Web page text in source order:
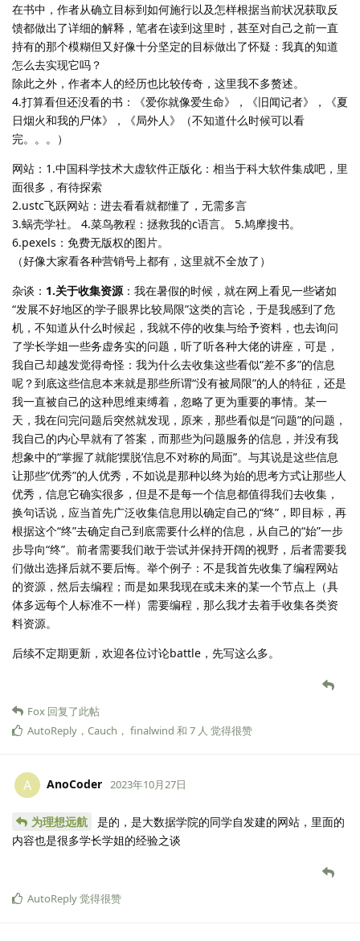
在书中，作者从确立目标到如何施行以及怎样根据当前状况获取反
馈都做出了详细的解释，笔者在读到这里时，甚至对自己之前一直
持有的那个模糊但又好像十分坚定的目标做出了怀疑：我真的知道
怎么去实现它吗？
除此之外，作者本人的经历也比较传奇，这里我不多赘述。
4.打算看但还没看的书：《爱你就像爱生命》，《旧闻记者》，《夏
日烟火和我的尸体》，《局外人》（不知道什么时候可以看
完。。。）
网站：1.中国科学技术大虚软件正版化：相当于科大软件集成吧，里
面很多，有待探索
2.ustc飞跃网站：进去看看就都懂了，无需多言
3.蜗壳学社。 4.菜鸟教程：拯救我的c语言。 5.鸠摩搜书。
6.pexels：免费无版权的图片。
（好像大家看各种营销号上都有，这里就不全放了）
杂谈： 1.关于收集资源 ：我在暑假的时候，就在网上看见一些诸如
“发展不好地区的学子眼界比较局限”这类的言论，于是我感到了危
机，不知道从什么时候起，我就不停的收集与给予资料，也去询问
了学长学姐一些务虚务实的问题，听了听各种大佬的讲座，可是，
我自己却越发觉得奇怪：我为什么去收集这些看似“差不多”的信息
呢？到底这些信息本来就是那些所谓“没有被局限”的人的特征，还是
我一直被自己的这种思维束缚着，忽略了更为重要的事情。某一
天，我在问完问题后突然就发现，原来，那些看似是“问题”的问题，
我自己的内心早就有了答案，而那些为问题服务的信息，并没有我
想象中的“掌握了就能‘摆脱’信息不对称的局面”。与其说是这些信息
让那些“优秀”的人优秀，不如说是那种以终为始的思考方式让那些人
优秀，信息它确实很多，但是不是每一个信息都值得我们去收集，
换句话说，应当首先广泛收集信息用以确定自己的“终”，即目标，再
根据这个“终”去确定自己到底需要什么样的信息，从自己的“始”一步
步导向“终”。前者需要我们敢于尝试并保持开阔的视野，后者需要我
们做出选择后就不要后悔。举个例子：不是我首先收集了编程网站
的资源，然后去编程；而是如果我现在或未来的某一个节点上（具
体多远每个人标准不一样）需要编程，那么我才去着手收集各类资
料资源。
后续不定期更新，欢迎各位讨论battle，先写这么多。
Fox 回复了此帖
AutoReply ， Cauch ， finalwind 和 7 人 觉得很赞
A AnoCoder 2023年10月27日
为理想远航
是的，是大数据学院的同学自发建的网站，里面的
内容也是很多学长学姐的经验之谈
AutoReply觉得很赞